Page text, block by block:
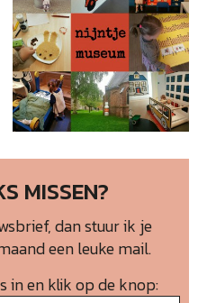
MISSEN?
dan stuur ik je
een leuke mail.
in en klik op de knop: